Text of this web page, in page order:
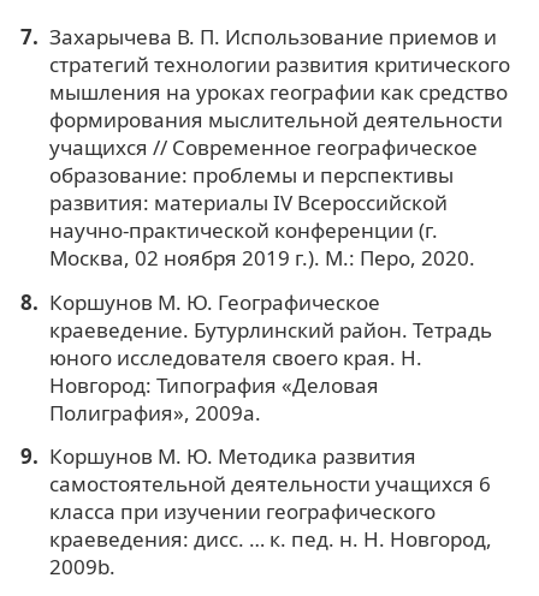
Захарычева В. П. Использование приемов и
стратегий технологии развития критического
мышления на уроках географии как средство
формирования мыслительной деятельности
учащихся // Современное географическое
образование: проблемы и перспективы
развития: материалы IV Всероссийской
научно-практической конференции (г.
Москва, 02 ноября 2019 г.). М.: Перо, 2020.
Коршунов М. Ю. Географическое
краеведение. Бутурлинский район. Тетрадь
юного исследователя своего края. Н.
Новгород: Типография «Деловая
Полиграфия», 2009a.
Коршунов М. Ю. Методика развития
самостоятельной деятельности учащихся 6
класса при изучении географического
краеведения: дисс. … к. пед. н. Н. Новгород,
2009b.